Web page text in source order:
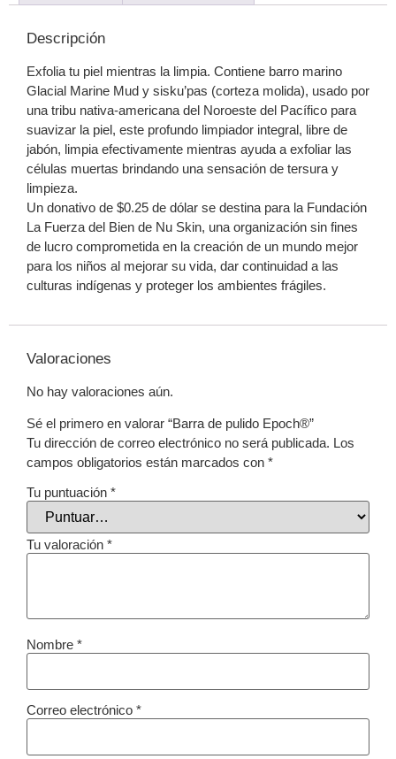
Descripción
Exfolia tu piel mientras la limpia. Contiene barro marino
Glacial Marine Mud y sisku’pas (corteza molida), usado por
una tribu nativa-americana del Noroeste del Pacífico para
suavizar la piel, este profundo limpiador integral, libre de
jabón, limpia efectivamente mientras ayuda a exfoliar las
células muertas brindando una sensación de tersura y
limpieza.
Un donativo de $0.25 de dólar se destina para la Fundación
La Fuerza del Bien de Nu Skin, una organización sin fines
de lucro comprometida en la creación de un mundo mejor
para los niños al mejorar su vida, dar continuidad a las
culturas indígenas y proteger los ambientes frágiles.
Valoraciones
No hay valoraciones aún.
Sé el primero en valorar “Barra de pulido Epoch®️”
Tu dirección de correo electrónico no será publicada. Los
campos obligatorios están marcados con *
Tu puntuación *
Tu valoración *
Nombre *
Correo electrónico *